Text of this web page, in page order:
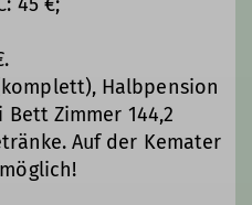
auch per Mail
Für die Aufnahme
bitte Andreas
biberach.de
Halbpension
Bett Zimmer 144,2
Auf der Kemater